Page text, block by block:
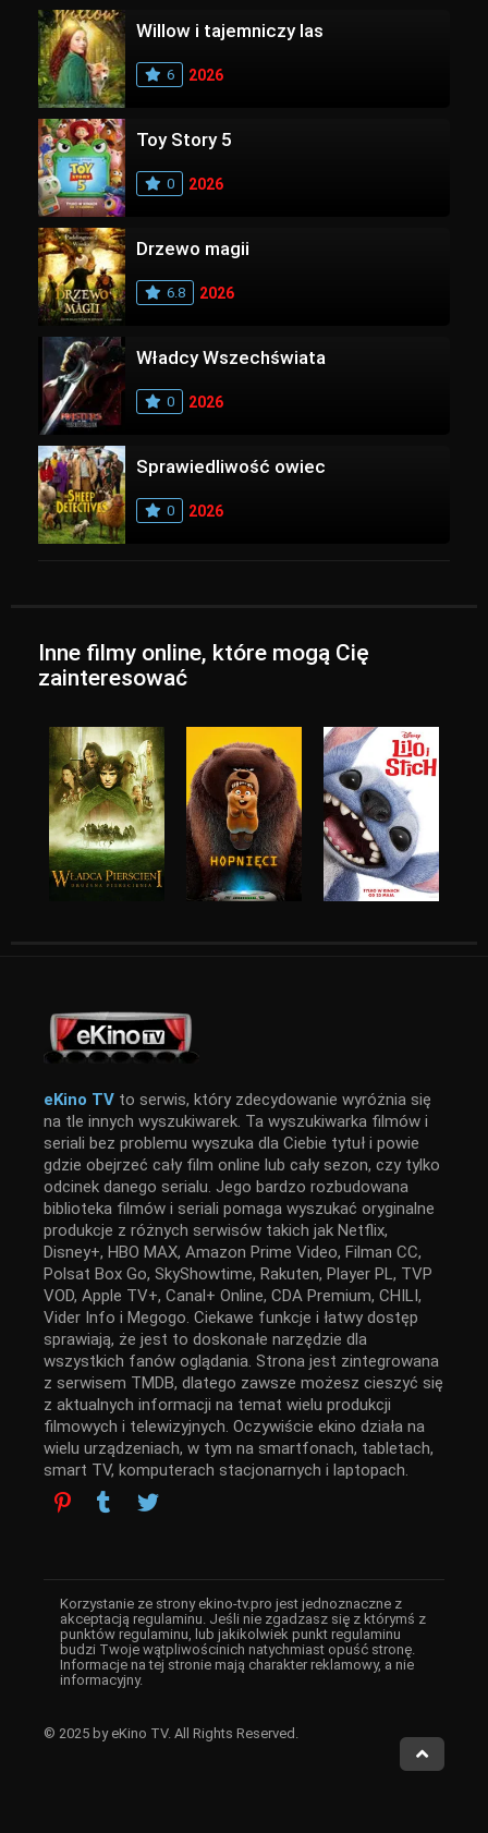
Willow i tajemniczy las
6 2026
Toy Story 5
0 2026
Drzewo magii
6.8 2026
Władcy Wszechświata
0 2026
Sprawiedliwość owiec
0 2026
Inne filmy online, które mogą Cię
zainteresować
eKino TV to serwis, który zdecydowanie wyróżnia się
na tle innych wyszukiwarek. Ta wyszukiwarka filmów i
seriali bez problemu wyszuka dla Ciebie tytuł i powie
gdzie obejrzeć cały film online lub cały sezon, czy tylko
odcinek danego serialu. Jego bardzo rozbudowana
biblioteka filmów i seriali pomaga wyszukać oryginalne
produkcje z różnych serwisów takich jak Netflix,
Disney+, HBO MAX, Amazon Prime Video, Filman CC,
Polsat Box Go, SkyShowtime, Rakuten, Player PL, TVP
VOD, Apple TV+, Canal+ Online, CDA Premium, CHILI,
Vider Info i Megogo. Ciekawe funkcje i łatwy dostęp
sprawiają, że jest to doskonałe narzędzie dla
wszystkich fanów oglądania. Strona jest zintegrowana
z serwisem TMDB, dlatego zawsze możesz cieszyć się
z aktualnych informacji na temat wielu produkcji
filmowych i telewizyjnych. Oczywiście ekino działa na
wielu urządzeniach, w tym na smartfonach, tabletach,
smart TV, komputerach stacjonarnych i laptopach.
Korzystanie ze strony ekino-tv.pro jest jednoznaczne z
akceptacją regulaminu. Jeśli nie zgadzasz się z którymś z
punktów regulaminu, lub jakikolwiek punkt regulaminu
budzi Twoje wątpliwościnich natychmiast opuść stronę.
Informacje na tej stronie mają charakter reklamowy, a nie
informacyjny.
© 2025 by eKino TV. All Rights Reserved.